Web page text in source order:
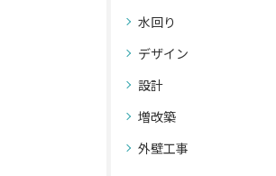
水回り
デザイン
設計
増改築
外壁工事